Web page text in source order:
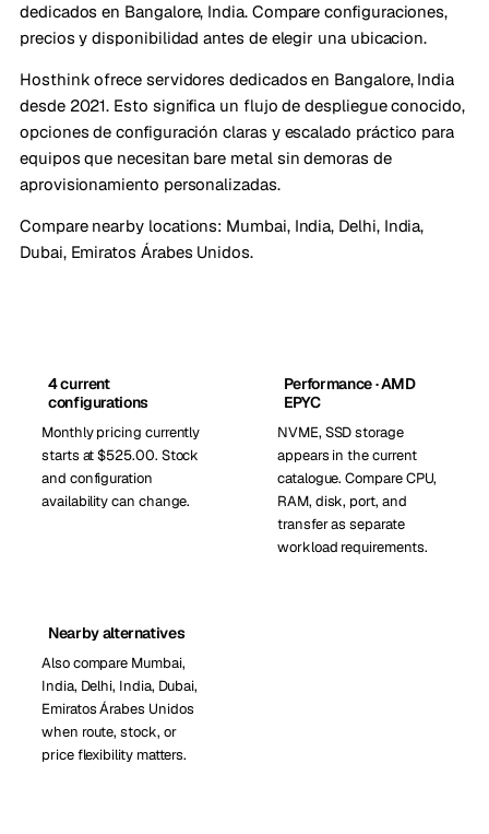
dedicados en Bangalore, India. Compare configuraciones,
precios y disponibilidad antes de elegir una ubicacion.
Hosthink ofrece servidores dedicados en Bangalore, India
desde 2021. Esto significa un flujo de despliegue conocido,
opciones de configuración claras y escalado práctico para
equipos que necesitan bare metal sin demoras de
aprovisionamiento personalizadas.
Compare nearby locations: Mumbai, India, Delhi, India,
Dubai, Emiratos Árabes Unidos.
4 current
configurations
Monthly pricing currently
starts at $525.00. Stock
and configuration
availability can change.
Performance · AMD
EPYC
NVME, SSD storage
appears in the current
catalogue. Compare CPU,
RAM, disk, port, and
transfer as separate
workload requirements.
Nearby alternatives
Also compare Mumbai,
India, Delhi, India, Dubai,
Emiratos Árabes Unidos
when route, stock, or
price flexibility matters.